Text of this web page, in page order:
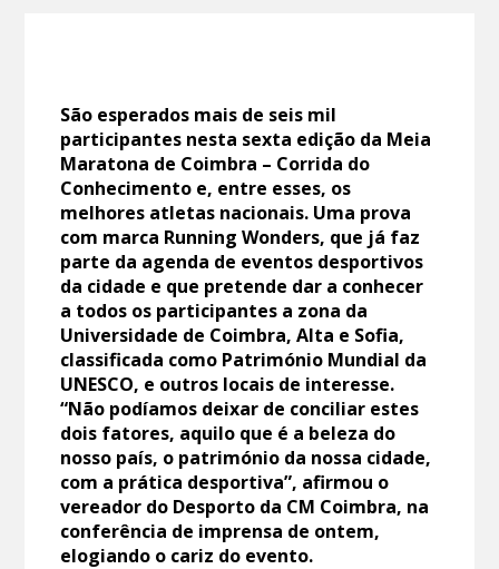
São esperados mais de seis mil
participantes nesta sexta edição da Meia
Maratona de Coimbra – Corrida do
Conhecimento e, entre esses, os
melhores atletas nacionais. Uma prova
com marca Running Wonders, que já faz
parte da agenda de eventos desportivos
da cidade e que pretende dar a conhecer
a todos os participantes a zona da
Universidade de Coimbra, Alta e Sofia,
classificada como Património Mundial da
UNESCO, e outros locais de interesse.
“Não podíamos deixar de conciliar estes
dois fatores, aquilo que é a beleza do
nosso país, o património da nossa cidade,
com a prática desportiva”, afirmou o
vereador do Desporto da CM Coimbra, na
conferência de imprensa de ontem,
elogiando o cariz do evento.